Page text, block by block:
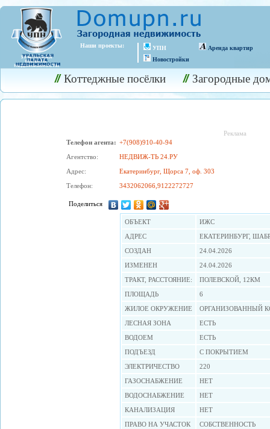
Наши проекты:
УПН
Новостройки
Аренда квартир
Коттеджные посёлки Загородные
Реклама
Телефон агента: +7(908)910-40-94
Агентство:
НЕДВИЖ-ТЬ 24.РУ
Адрес:
Екатеринбург, Щорса 7, оф. 303
Телефон:
3432062066,9122272727
Поделиться
OБЪЕКТ
ИЖС
АДРЕС
ЕКАТЕРИНБУРГ,
СОЗДАН
24.04.2026
ИЗМЕНЕН
24.04.2026
ТРАКТ, РАССТОЯНИЕ:
ПОЛЕВСКОЙ, 12КМ
ПЛОЩАДЬ
6
ЖИЛОЕ ОКРУЖЕНИЕ
ОРГАНИЗОВАННЫЙ
ЛЕСНАЯ ЗОНА
ЕСТЬ
ВОДОЕМ
ЕСТЬ
ПОДЪЕЗД
С ПОКРЫТИЕМ
ЭЛЕКТРИЧЕСТВО
220
ГАЗОСНАБЖЕНИЕ
НЕТ
ВОДОСНАБЖЕНИЕ
НЕТ
КАНАЛИЗАЦИЯ
НЕТ
ПРАВО НА УЧАСТОК
СОБСТВЕННОСТЬ